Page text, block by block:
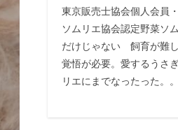
東京販売士協会個人会員
ソムリエ協会認定野菜ソ
だけじゃない 飼育が難
覚悟が必要。愛するうさ
リエにまでなったった。。